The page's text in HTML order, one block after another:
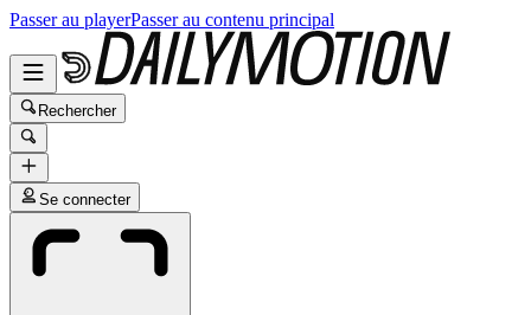
Passer au playerPasser au contenu principal
Rechercher
Se connecter